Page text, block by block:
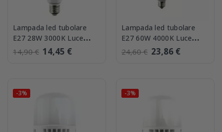
Lampada led tubolare
E27 28W 3000K Luce
Calda Lampo
14,90 € 14,45 €
Lampada led tubolare
E27 60W 4000K Luce
Naturale Lampo
24,60 € 23,86 €
-3% -3%